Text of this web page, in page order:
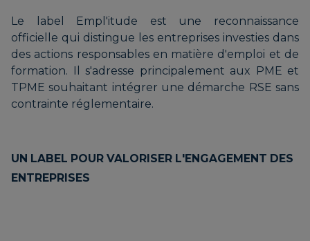
Le label Empl'itude est une reconnaissance
officielle qui distingue les entreprises investies dans
des actions responsables en matière d'emploi et de
formation. Il s'adresse principalement aux PME et
TPME souhaitant intégrer une démarche RSE sans
contrainte réglementaire.
UN LABEL POUR VALORISER L'ENGAGEMENT DES
ENTREPRISES